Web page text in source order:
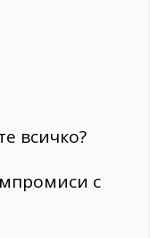
всичко?
с